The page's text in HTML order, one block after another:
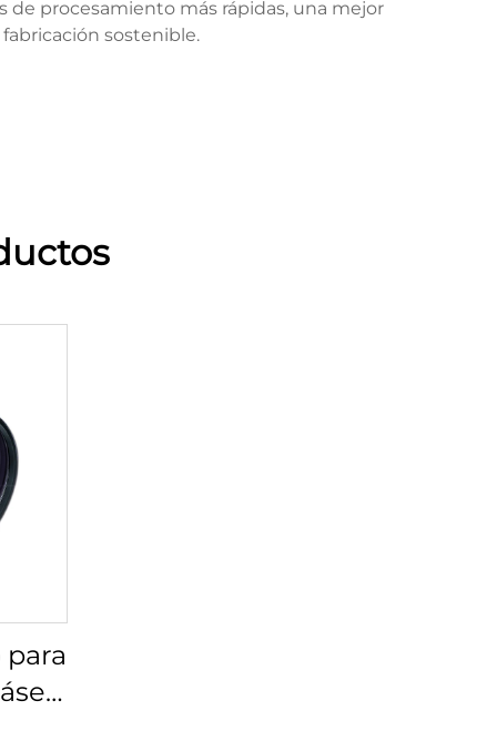
de procesamiento más rápidas, una mejor
sostenible.